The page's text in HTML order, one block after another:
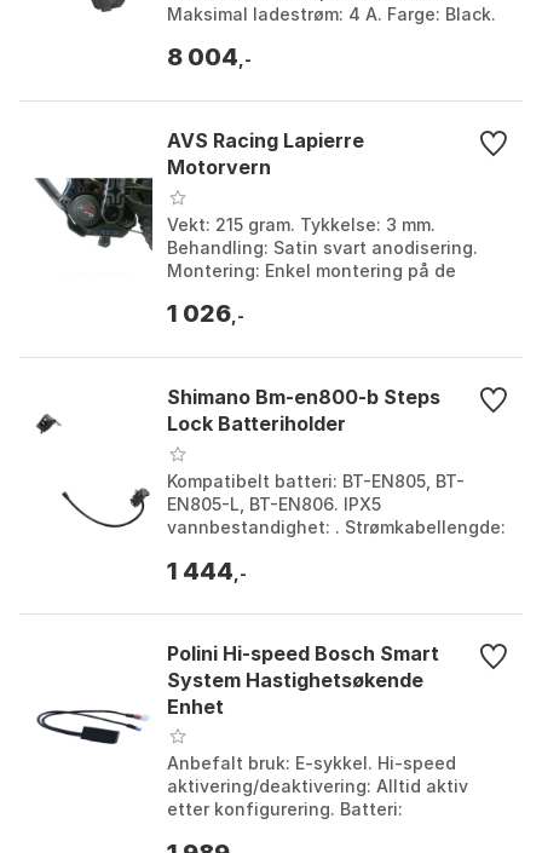
Maksimal ladestrøm: 4 A. Farge: Black.
8 004 ,-
AVS Racing Lapierre
Motorvern
Vekt: 215 gram. Tykkelse: 3 mm.
Behandling: Satin svart anodisering.
Montering: Enkel montering på de
Størrelse: One Size....
1 026 ,-
Shimano Bm-en800-b Steps
Lock Batteriholder
Kompatibelt batteri: BT-EN805, BT-
EN805-L, BT-EN806. IPX5
vannbestandighet: . Strømkabellengde:
0,29 kg. Farge: Black. Stø...
1 444 ,-
Polini Hi-speed Bosch Smart
System Hastighetsøkende
Enhet
Anbefalt bruk: E-sykkel. Hi-speed
aktivering/deaktivering: Alltid aktiv
etter konfigurering. Batteri: